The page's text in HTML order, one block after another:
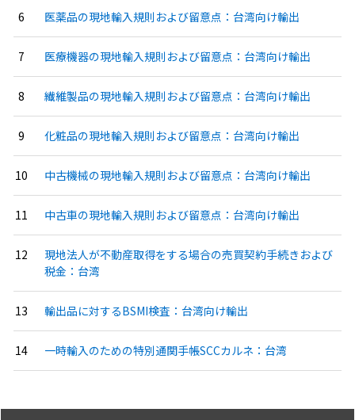
医薬品の現地輸入規則および留意点：台湾向け輸出
医療機器の現地輸入規則および留意点：台湾向け輸出
繊維製品の現地輸入規則および留意点：台湾向け輸出
化粧品の現地輸入規則および留意点：台湾向け輸出
中古機械の現地輸入規則および留意点：台湾向け輸出
中古車の現地輸入規則および留意点：台湾向け輸出
現地法人が不動産取得をする場合の売買契約手続きおよび
税金：台湾
輸出品に対するBSMI検査：台湾向け輸出
一時輸入のための特別通関手帳SCCカルネ：台湾